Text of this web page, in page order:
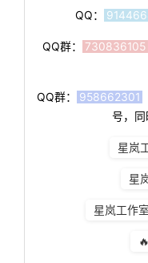
QQ：
QQ群： 730836105
QQ群： 958662301
号，同
星岚
星
星岚工作